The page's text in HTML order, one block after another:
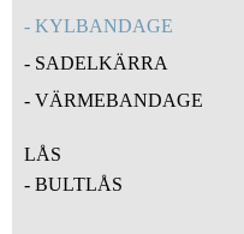
KYLBANDAGE
SADELKÄRRA
VÄRMEBANDAGE
LÅS
BULTLÅS